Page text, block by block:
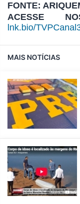
FONTE:
ACESSE
lnk.bio/
MAIS NOTÍCIAS